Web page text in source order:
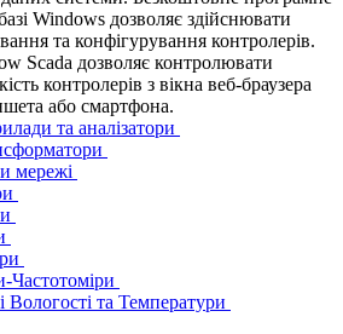
Windows дозволяє здійснювати
та конфігурування контролерів.
Scada дозволяє контролювати
контролерів з вікна веб-браузера
або смартфона.
та аналізатори
мережі
Частотоміри
Вологості та Температури